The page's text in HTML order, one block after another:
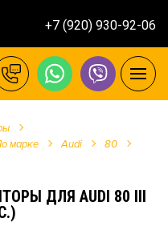
+7 (920) 930-92-06
марке Audi
80
ДЛЯ AUDI 80 III